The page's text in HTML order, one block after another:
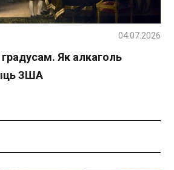
Як алкаголь
ЗША
04.07.2026